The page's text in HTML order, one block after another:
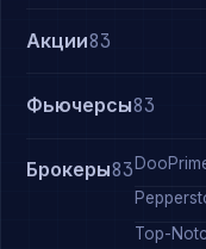
Акции83
Фьючерсы83
Брокеры83
Top-